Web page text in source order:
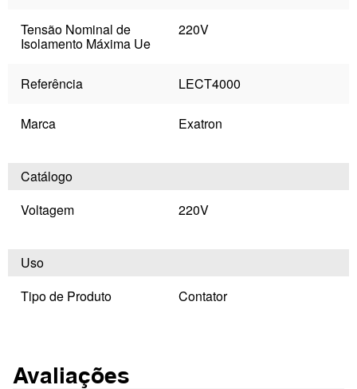
Tensão Nominal de
Isolamento Máxima Ue
220V
Referência LECT4000
Marca Exatron
Catálogo
Voltagem
220V
Uso
Tipo de Produto
Contator
Avaliações